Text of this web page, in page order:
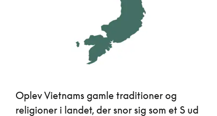
Oplev Vietnams gamle traditioner og
religioner i landet, der snor sig som et S ud